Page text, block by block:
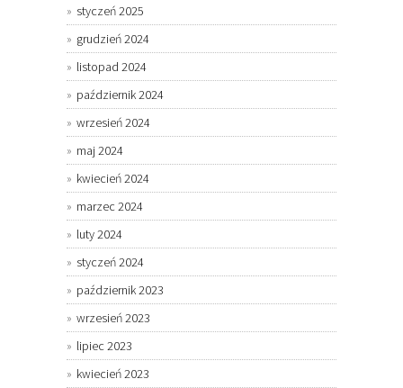
styczeń 2025
grudzień 2024
listopad 2024
październik 2024
wrzesień 2024
maj 2024
kwiecień 2024
marzec 2024
luty 2024
styczeń 2024
październik 2023
wrzesień 2023
lipiec 2023
kwiecień 2023